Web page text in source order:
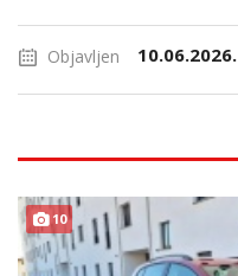
Objavljen 10.06.2026.
10